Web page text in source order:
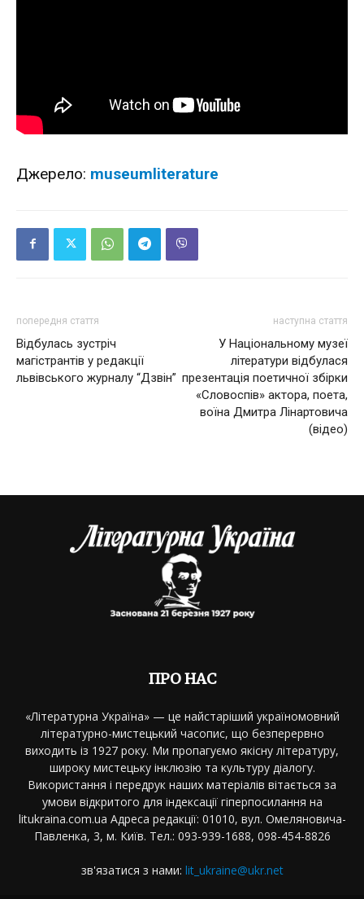
Джерело: museumliterature
попередня стаття
Відбулась зустріч
магістрантів у редакції
львівського журналу “Дзвін”
наступна стаття
У Національному музеї
літератури відбулася
презентація поетичної збірки
«Словоспів» актора, поета,
воїна Дмитра Лінартовича
(відео)
ПРО НАС
«Літературна Україна» — це найстаріший україномовний
літературно-мистецький часопис, що безперервно
виходить із 1927 року. Ми пропагуємо якісну літературу,
широку мистецьку інклюзію та культуру діалогу.
Використання і передрук наших матеріалів вітається за
умови відкритого для індексації гіперпосилання на
litukraina.com.ua Адреса редакції: 01010, вул. Омеляновича-
Павленка, 3, м. Київ. Тел.: 093-939-1688, 098-454-8826
зв'язатися з нами: lit_ukraine@ukr.net